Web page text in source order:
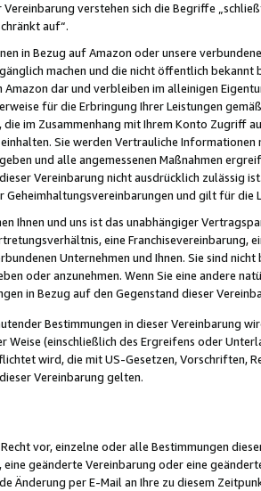
Vereinbarung verstehen sich die Begriffe
auf“.
in Bezug auf Amazon oder unsere
machen und die nicht öffentlich
Amazon dar und verbleiben im alleinigen
für die Erbringung Ihrer Leistungen
die im Zusammenhang mit Ihrem Konto
Sie werden Vertrauliche
und alle angemessenen Maßnahmen
Vereinbarung nicht ausdrücklich zulässig
und gilt für die
Ihnen und uns ist das unabhängiger
eine Franchisevereinbarung,
Unternehmen und Ihnen. Sie sind
oder anzunehmen. Wenn Sie eine andere
in Bezug auf den Gegenstand dieser
Bestimmungen in dieser Vereinbarung
Weise (einschließlich des Ergreifens oder
wird, die mit US-Gesetzen, Vorschriften,
Vereinbarung gelten.
vor, einzelne oder alle Bestimmungen
geänderte Vereinbarung oder eine
Änderung per E-Mail an Ihre zu diesem